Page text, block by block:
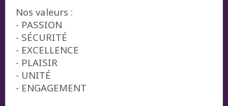
Nos valeurs :
- PASSION
- SÉCURITÉ
- EXCELLENCE
- PLAISIR
- UNITÉ
- ENGAGEMENT